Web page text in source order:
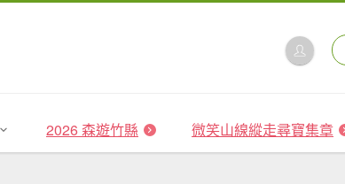
2026 森遊竹縣 微笑山線縱走尋寶集章